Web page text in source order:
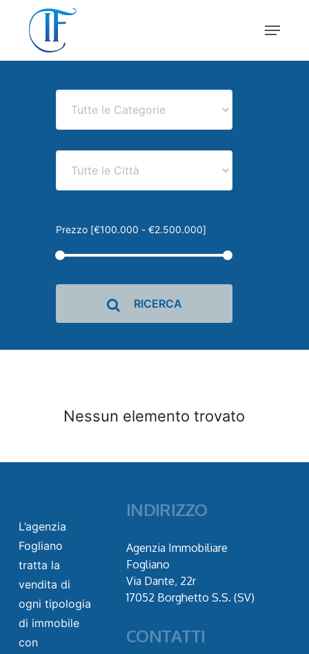
content
Menu
Prezzo [€100.000 -€2.500.000]
RICERCA
Nessun elemento trovato
L’agenzia
Fogliano
tratta la
vendita di
ogni tipologia
di immobile
con
INDIRIZZO
Agenzia Immobiliare
Fogliano
Via Dante, 22r
17052 Borghetto S.S. (SV)
CONTATTI
Menu